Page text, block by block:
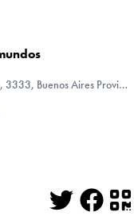
Aires Province, Argentina